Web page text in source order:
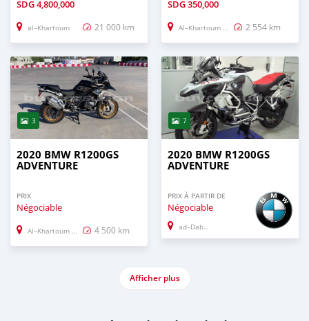
SDG4,800,000
al–Khartoum 21 000 km
SDG350,000
Al–Khartoum Bahri 2 554 km
3
2020 BMW R1200GS
ADVENTURE
PRIX
Négociable
Al–Khartoum Bahri 4 500 km
7
2020 BMW R1200GS
ADVENTURE
PRIX À PARTIR DE
Négociable
ad–Dabbah
Afficher plus